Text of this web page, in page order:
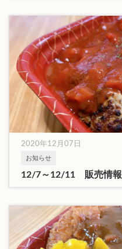
2020年12月07日
お知らせ
12/7～12/11 販売情報